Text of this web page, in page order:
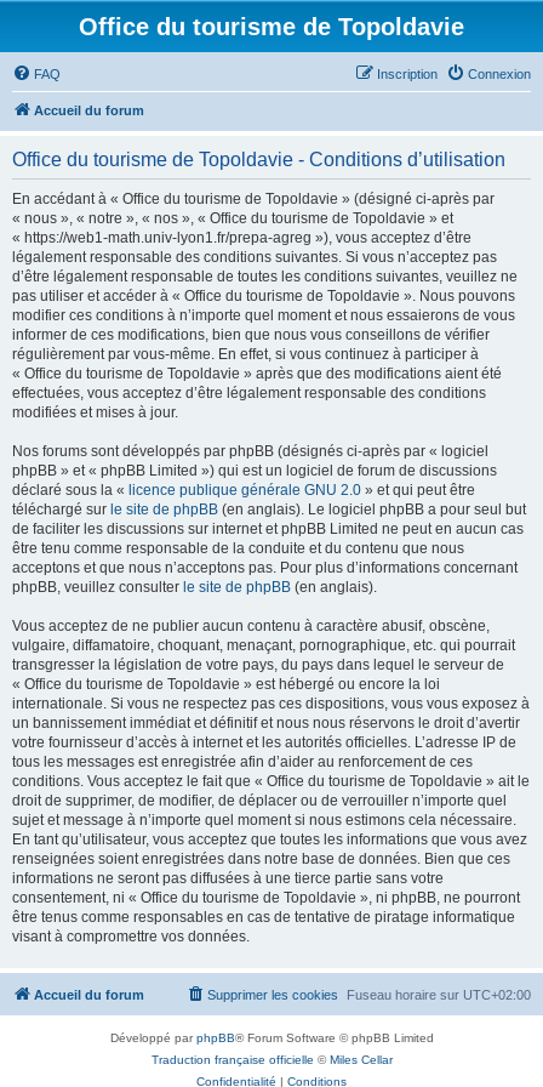
Office du tourisme de Topoldavie
FAQ Connexion
Inscription
Accueil du forum
Office du tourisme de Topoldavie - Conditions d’utilisation
En accédant à « Office du tourisme de Topoldavie » (désigné ci-après par
« nous », « notre », « nos », « Office du tourisme de Topoldavie » et
« https://web1-math.univ-lyon1.fr/prepa-agreg »), vous acceptez d’être
légalement responsable des conditions suivantes. Si vous n’acceptez pas
d’être légalement responsable de toutes les conditions suivantes, veuillez ne
pas utiliser et accéder à « Office du tourisme de Topoldavie ». Nous pouvons
modifier ces conditions à n’importe quel moment et nous essaierons de vous
informer de ces modifications, bien que nous vous conseillons de vérifier
régulièrement par vous-même. En effet, si vous continuez à participer à
« Office du tourisme de Topoldavie » après que des modifications aient été
effectuées, vous acceptez d’être légalement responsable des conditions
modifiées et mises à jour.
Nos forums sont développés par phpBB (désignés ci-après par « logiciel
phpBB » et « phpBB Limited ») qui est un logiciel de forum de discussions
déclaré sous la « licence publique générale GNU 2.0 » et qui peut être
téléchargé sur le site de phpBB (en anglais). Le logiciel phpBB a pour seul but
de faciliter les discussions sur internet et phpBB Limited ne peut en aucun cas
être tenu comme responsable de la conduite et du contenu que nous
acceptons et que nous n’acceptons pas. Pour plus d’informations concernant
phpBB, veuillez consulter le site de phpBB (en anglais).
Vous acceptez de ne publier aucun contenu à caractère abusif, obscène,
vulgaire, diffamatoire, choquant, menaçant, pornographique, etc. qui pourrait
transgresser la législation de votre pays, du pays dans lequel le serveur de
« Office du tourisme de Topoldavie » est hébergé ou encore la loi
internationale. Si vous ne respectez pas ces dispositions, vous vous exposez à
un bannissement immédiat et définitif et nous nous réservons le droit d’avertir
votre fournisseur d’accès à internet et les autorités officielles. L’adresse IP de
tous les messages est enregistrée afin d’aider au renforcement de ces
conditions. Vous acceptez le fait que « Office du tourisme de Topoldavie » ait le
droit de supprimer, de modifier, de déplacer ou de verrouiller n’importe quel
sujet et message à n’importe quel moment si nous estimons cela nécessaire.
En tant qu’utilisateur, vous acceptez que toutes les informations que vous avez
renseignées soient enregistrées dans notre base de données. Bien que ces
informations ne seront pas diffusées à une tierce partie sans votre
consentement, ni « Office du tourisme de Topoldavie », ni phpBB, ne pourront
être tenus comme responsables en cas de tentative de piratage informatique
visant à compromettre vos données.
Accueil du forum Fuseau horaire sur UTC+02:00
Supprimer les cookies
Développé parphpBB® Forum Software © phpBB Limited
Traduction française officielle ©Miles Cellar
Confidentialité | Conditions